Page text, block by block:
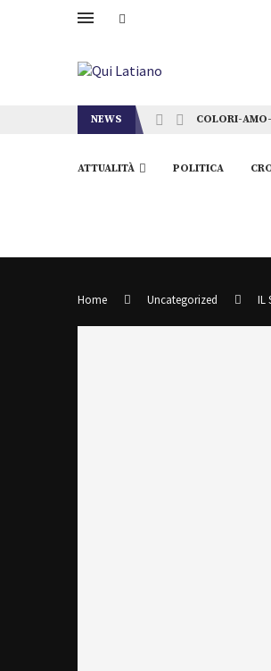
NEWS COLORI-
ATTUALITÀ POLITICA
Home Uncategorized IL